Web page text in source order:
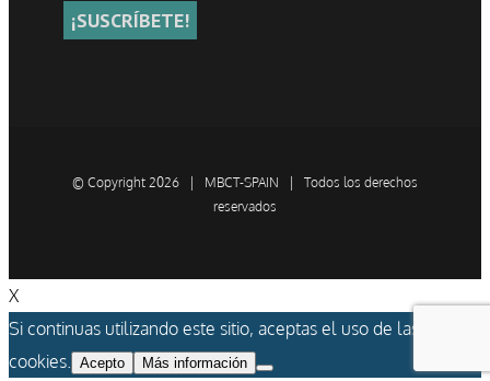
© Copyright 2026 | MBCT-SPAIN | Todos los derechos
reservados
X
Si continuas utilizando este sitio, aceptas el uso de las
cookies. Acepto Más información